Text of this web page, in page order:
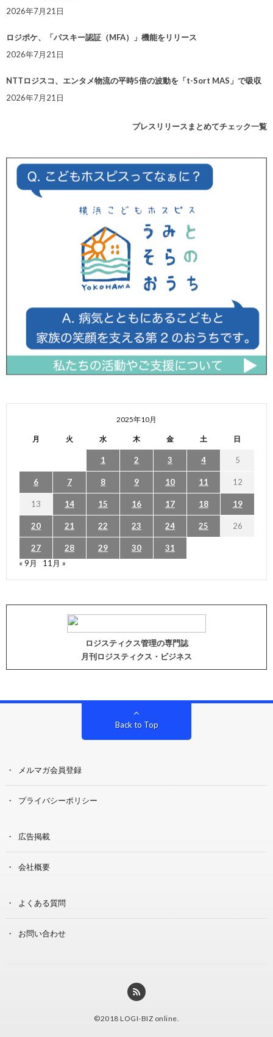
2026年7月21日
ロジポケ、「パスキー認証（MFA）」機能をリリース
2026年7月21日
NTTロジスコ、エンタメ物流の平時5倍の波動を「t-Sort MAS」で吸収
2026年7月21日
プレスリリースまとめてチェック一覧
2025年10月
月 火 水 木 金 土 日
1 2 3 4 5
6 7 8 9 10 11 12
13 14 15 16 17 18 19
20 21 22 23 24 25 26
27 28 29 30
31
« 9月
11月 »
ロジスティクス管理の専門誌
月刊ロジスティクス・ビジネス
Back to Top
メルマガ会員登録
プライバシーポリシー
広告掲載
会社概要
よくある質問
お問い合わせ
©2018 LOGI-BIZ online